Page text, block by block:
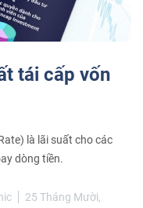
tái cấp vốn
là lãi suất cho các
dòng tiền.
25 Tháng Mười,